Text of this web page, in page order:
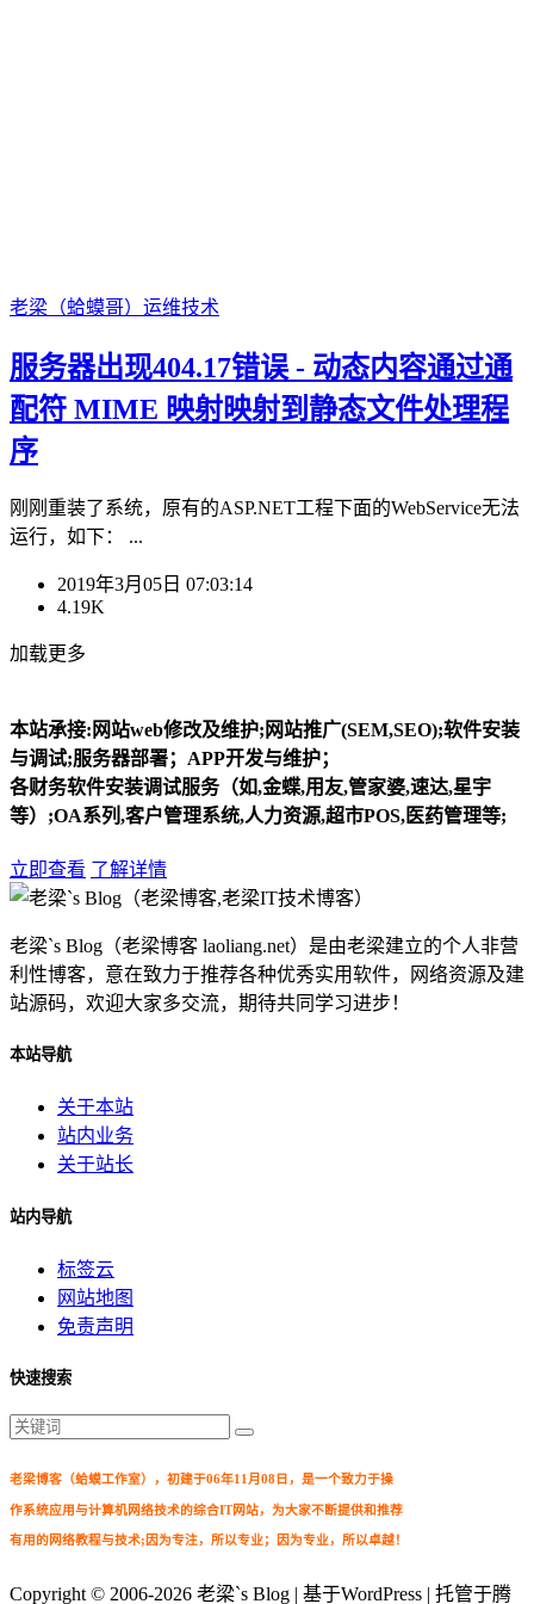
老梁（蛤蟆哥） 运维技术
服务器出现404.17错误 - 动态内容通过通
配符 MIME 映射映射到静态文件处理程
序
刚刚重装了系统，原有的ASP.NET工程下面的WebService无法
运行，如下： ...
2019年3月05日 07:03:14
4.19K
加载更多
本站承接:网站web修改及维护;网站推广(SEM,SEO);软件安装
与调试;服务器部署；APP开发与维护；
各财务软件安装调试服务（如,金蝶,用友,管家婆,速达,星宇
等）;OA系列,客户管理系统,人力资源,超市POS,医药管理等;
立即查看 了解详情
老梁`s Blog（老梁博客 laoliang.net）是由老梁建立的个人非营
利性博客，意在致力于推荐各种优秀实用软件，网络资源及建
站源码，欢迎大家多交流，期待共同学习进步！
本站导航
关于本站
站内业务
关于站长
站内导航
标签云
网站地图
免责声明
快速搜索
老梁博客（蛤蟆工作室），初建于06年11月08日，是一个致力于操
作系统应用与计算机网络技术的综合IT网站，为大家不断提供和推荐
有用的网络教程与技术;因为专注，所以专业；因为专业，所以卓越！
Copyright © 2006-2026 老梁`s Blog | 基于WordPress | 托管于腾